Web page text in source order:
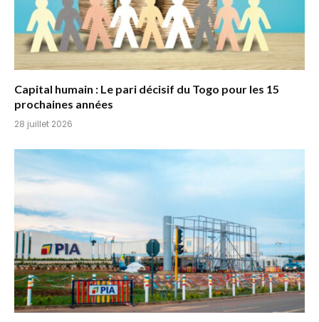
Capital humain : Le pari décisif du Togo pour les 15
prochaines années
28 juillet 2026